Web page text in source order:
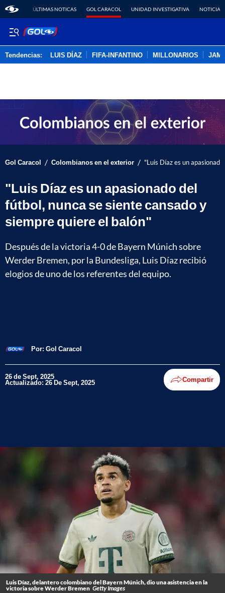
ÚLTIMAS NOTICAS GOL CARACOL UNIDAD INVESTIGATIVA NOTICIAS
Tendencias: LUIS DÍAZ FIFA-INFANTINO MILLONARIOS
Gol Caracol / Colombianos en el exterior / "Luis Díaz es un
"Luis Díaz es un apasionado del
fútbol, nunca se siente cansado y
siempre quiere el balón"
Después de la victoria 4-0 de Bayern Múnich sobre
Werder Bremen, por la Bundesliga, Luis Díaz recibió
elogios de uno de los referentes del equipo.
Por: Gol Caracol
26 de Sept, 2025
Actualizado: 26 De Sept, 2025 Compartir
Luis Díaz, delantero colombiano del Bayern Múnich, dio una asistencia en la
victoria sobre Werder Bremen Getty Images